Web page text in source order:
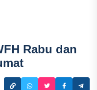
Rabu dan